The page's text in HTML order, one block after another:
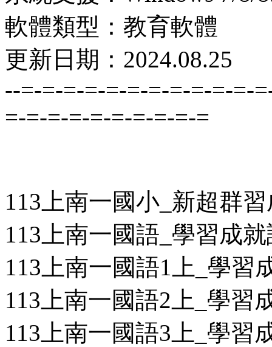
軟體類型：教育軟體
更新日期：2024.08.25
--=-=-=-=-=-=-=-=-=-=-=-
=-=-=-=-=-=-=-=-=-=
113上南一國小_新超群
113上南一國語_學習成
113上南一國語1上_學習
113上南一國語2上_學習
113上南一國語3上_學習